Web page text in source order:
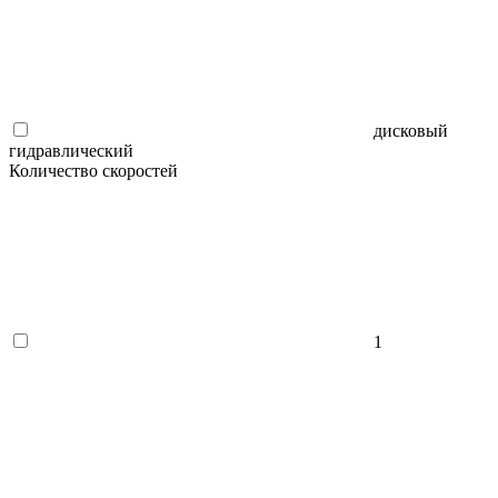
дисковый
гидравлический
Количество скоростей
1